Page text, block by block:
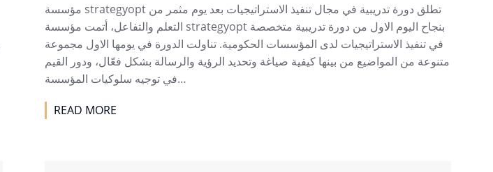
مؤسسة strategyopt تطلق دورة تدريبية في مجال تنفيذ الاستراتيجيات بعد يوم مثمر من
التعلم والتفاعل، أتمت مؤسسة strategyopt بنجاح اليوم الاول من دورة تدريبية متخصصة
في تنفيذ الاستراتيجيات لدى المؤسسات الحكومية. تناولت الدورة في يومها الاول مجموعة
متنوعة من المواضيع من بينها كيفية صياغة وتحديد الرؤية والرسالة بشكل فعّال، ودور القيم
في توجيه سلوكيات المؤسسة…
READ MORE